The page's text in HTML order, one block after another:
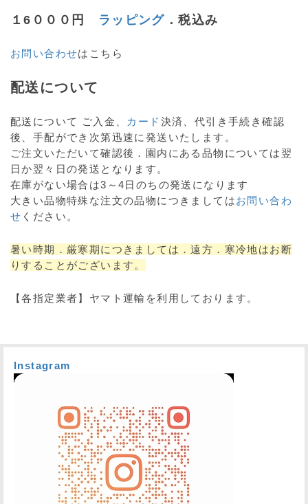
１6０００円 ラッピング ．税込み
お問い合わせはこちら
配送について
配送について ご入金、 カード 決済、代引き手続き確認
後、手配ができ次第迅速に発送いたします。
ご注文いただいて確認後．園内にある品物については翌
日か翌々日の発送となります。
在庫がない場合は3～4日のちの発送になります
大きい品物特殊な注文の品物につきましてはお問い合わ
せ ください。
暑い時期．厳寒期につきましては．遠方．寒冷地はお断
りすることがございます。
【各指定業者】ヤマト運輸を利用しております。
Instagram